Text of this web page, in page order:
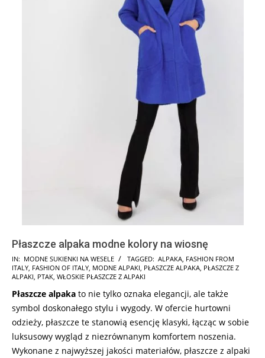
Płaszcze alpaka modne kolory na wiosnę
2024-
02-
IN: MODNE SUKIENKI NA WESELE TAGGED: ALPAKA, FASHION FROM
ITALY, FASHION OF ITALY, MODNE ALPAKI, PŁASZCZE ALPAKA, PŁASZCZE Z
ALPAKI, PTAK, WŁOSKIE PŁASZCZE Z ALPAKI
Płaszcze alpaka to nie tylko oznaka elegancji, ale także
symbol doskonałego stylu i wygody. W ofercie hurtowni
odzieży, płaszcze te stanowią esencję klasyki, łącząc w sobie
luksusowy wygląd z niezrównanym komfortem noszenia.
Wykonane z najwyższej jakości materiałów, płaszcze z alpaki